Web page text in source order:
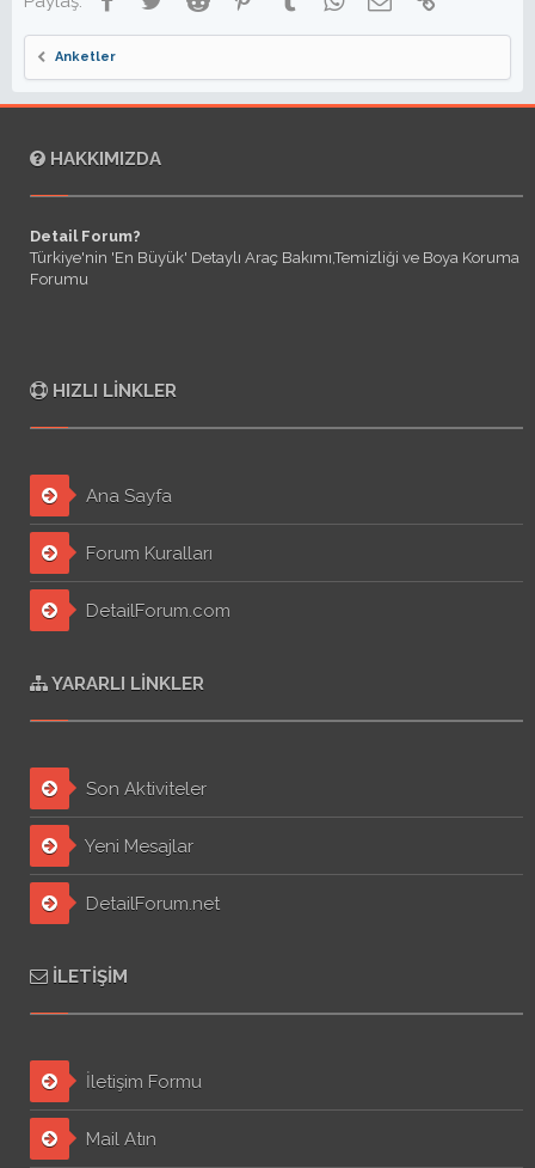
Anketler
HAKKIMIZDA
Detail Forum?
Türkiye'nin 'En Büyük' Detaylı Araç Bakımı,Temizliği ve Boya Koruma
Forumu
HIZLI LINKLER
Ana Sayfa
Forum Kuralları
DetailForum.com
YARARLI LINKLER
Son Aktiviteler
Yeni Mesajlar
DetailForum.net
İLETIŞIM
İletişim Formu
Mail Atın